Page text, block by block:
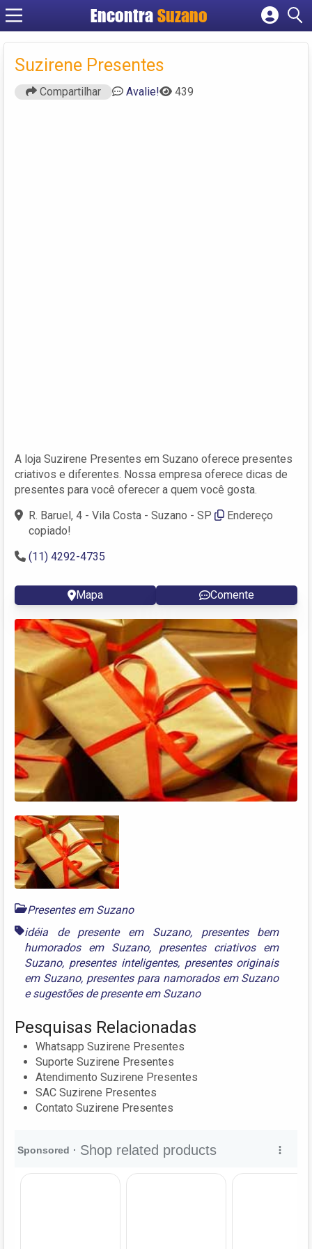
EncontraSuzano
Cadastrar empresa
Criar conta
Suzirene Presentes
Compartilhar Avalie! 439
A loja Suzirene Presentes em Suzano oferece presentes
criativos e diferentes. Nossa empresa oferece dicas de
presentes para você oferecer a quem você gosta.
R. Baruel, 4 - Vila Costa - Suzano - SP
Endereço
copiado!
(11) 4292-4735
Mapa Comente
Presentes em Suzano
idéia de presente em Suzano, presentes bem
humorados em Suzano, presentes criativos em
Suzano, presentes inteligentes, presentes originais
em Suzano, presentes para namorados em Suzano
esugestões de presente em Suzano
Pesquisas Relacionadas
Whatsapp Suzirene Presentes
Suporte Suzirene Presentes
Atendimento Suzirene Presentes
SAC Suzirene Presentes
Contato Suzirene Presentes